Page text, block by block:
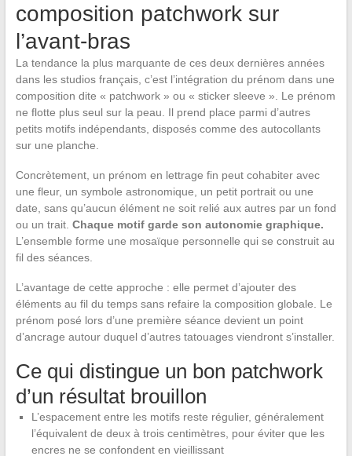
composition patchwork sur
l’avant-bras
La tendance la plus marquante de ces deux dernières années
dans les studios français, c’est l’intégration du prénom dans une
composition dite « patchwork » ou « sticker sleeve ». Le prénom
ne flotte plus seul sur la peau. Il prend place parmi d’autres
petits motifs indépendants, disposés comme des autocollants
sur une planche.
Concrètement, un prénom en lettrage fin peut cohabiter avec
une fleur, un symbole astronomique, un petit portrait ou une
date, sans qu’aucun élément ne soit relié aux autres par un fond
ou un trait. Chaque motif garde son autonomie graphique.
L’ensemble forme une mosaïque personnelle qui se construit au
fil des séances.
L’avantage de cette approche : elle permet d’ajouter des
éléments au fil du temps sans refaire la composition globale. Le
prénom posé lors d’une première séance devient un point
d’ancrage autour duquel d’autres tatouages viendront s’installer.
Ce qui distingue un bon patchwork
d’un résultat brouillon
L’espacement entre les motifs reste régulier, généralement
l’équivalent de deux à trois centimètres, pour éviter que les
encres ne se confondent en vieillissant